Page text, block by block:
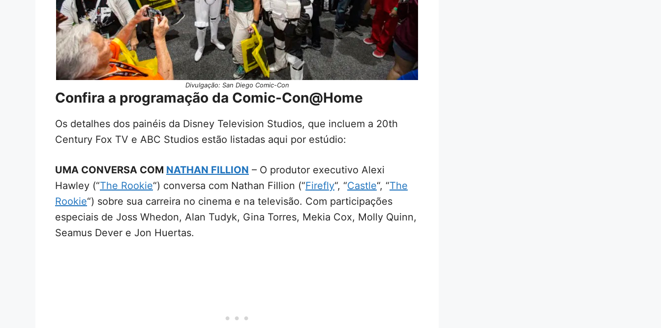
Divulgação: San Diego Comic-Con
Confira a programação da Comic-Con@Home
Os detalhes dos painéis da Disney Television Studios, que incluem a 20th
Century Fox TV e ABC Studios estão listadas aqui por estúdio:
UMA CONVERSA COM NATHAN FILLION – O produtor executivo Alexi
Hawley (“The Rookie“) conversa com Nathan Fillion (“Firefly“, “Castle“, “The
Rookie“) sobre sua carreira no cinema e na televisão. Com participações
especiais de Joss Whedon, Alan Tudyk, Gina Torres, Mekia Cox, Molly Quinn,
Seamus Dever e Jon Huertas.